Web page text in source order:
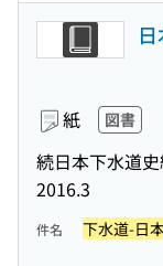
紙 図書
続日本下水道
2016.3
件名 下水道-日